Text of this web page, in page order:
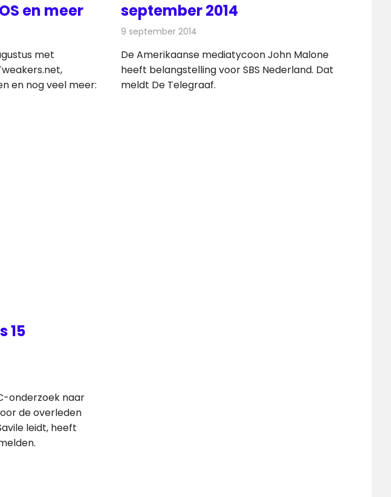
en meer
met
en nog veel meer:
september 2014
9 september 2014
De Amerikaanse mediatycoon John Malone
heeft belangstelling voor SBS Nederland. Dat
meldt De Telegraaf.
15
onderzoek naar
de overleden
leidt, heeft